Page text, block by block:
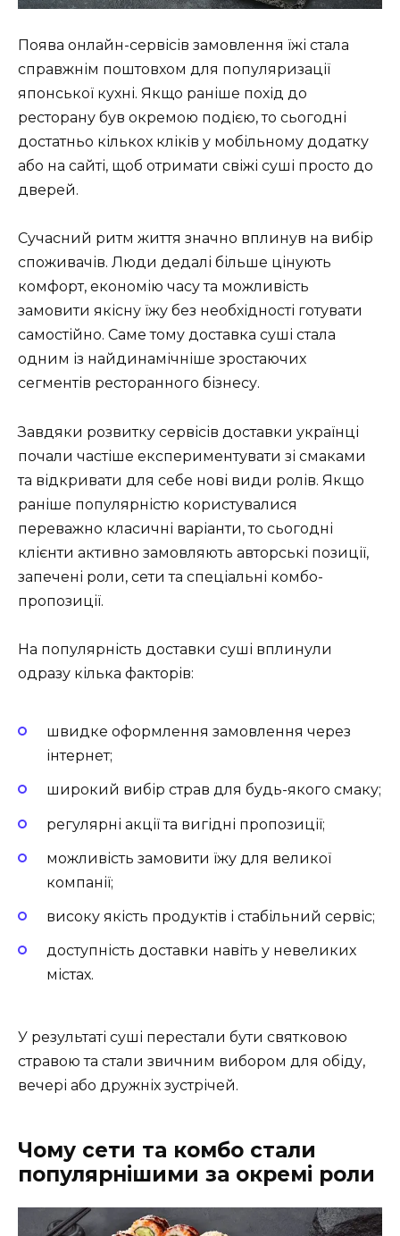
Поява онлайн-сервісів замовлення їжі стала
справжнім поштовхом для популяризації
японської кухні. Якщо раніше похід до
ресторану був окремою подією, то сьогодні
достатньо кількох кліків у мобільному додатку
або на сайті, щоб отримати свіжі суші просто до
дверей.
Сучасний ритм життя значно вплинув на вибір
споживачів. Люди дедалі більше цінують
комфорт, економію часу та можливість
замовити якісну їжу без необхідності готувати
самостійно. Саме тому доставка суші стала
одним із найдинамічніше зростаючих
сегментів ресторанного бізнесу.
Завдяки розвитку сервісів доставки українці
почали частіше експериментувати зі смаками
та відкривати для себе нові види ролів. Якщо
раніше популярністю користувалися
переважно класичні варіанти, то сьогодні
клієнти активно замовляють авторські позиції,
запечені роли, сети та спеціальні комбо-
пропозиції.
На популярність доставки суші вплинули
одразу кілька факторів:
швидке оформлення замовлення через
інтернет;
широкий вибір страв для будь-якого смаку;
регулярні акції та вигідні пропозиції;
можливість замовити їжу для великої
компанії;
високу якість продуктів і стабільний сервіс;
доступність доставки навіть у невеликих
містах.
У результаті суші перестали бути святковою
стравою та стали звичним вибором для обіду,
вечері або дружніх зустрічей.
Чому сети та комбо стали
популярнішими за окремі роли